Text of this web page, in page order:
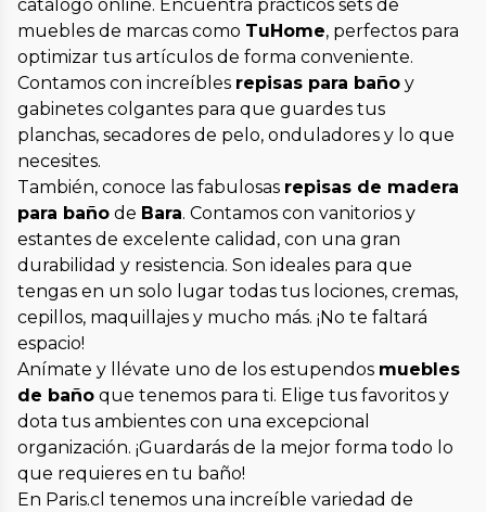
catálogo online. Encuentra prácticos sets de
muebles de marcas como TuHome, perfectos para
optimizar tus artículos de forma conveniente.
Contamos con increíbles repisas para baño y
gabinetes colgantes para que guardes tus
planchas, secadores de pelo, onduladores y lo que
necesites.
También, conoce las fabulosas repisas de madera
para baño de Bara. Contamos con vanitorios y
estantes de excelente calidad, con una gran
durabilidad y resistencia. Son ideales para que
tengas en un solo lugar todas tus lociones, cremas,
cepillos, maquillajes y mucho más. ¡No te faltará
espacio!
Anímate y llévate uno de los estupendos muebles
de baño que tenemos para ti. Elige tus favoritos y
dota tus ambientes con una excepcional
organización. ¡Guardarás de la mejor forma todo lo
que requieres en tu baño!
En Paris.cl tenemos una increíble variedad de